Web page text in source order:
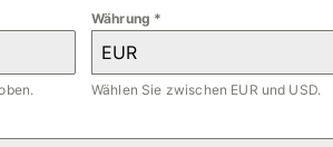
Währung *
EUR
Wählen Sie zwischen EUR und USD.